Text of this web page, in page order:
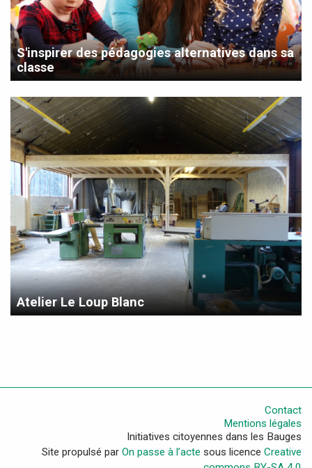
S'inspirer des pédagogies alternatives dans sa
classe
Atelier Le Loup Blanc
Contact
Mentions légales
Initiatives citoyennes dans les Bauges
Site propulsé par On passe à l’acte sous licence Creative